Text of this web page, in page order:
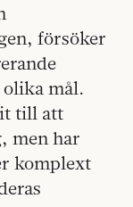
försöker
mål.
till att
men har
komplext